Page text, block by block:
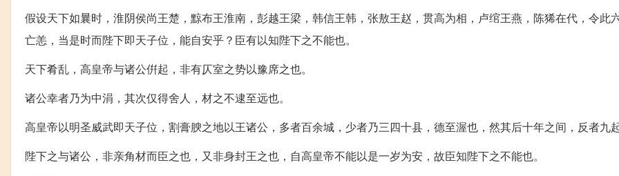
假设天下如曩时，淮阴侯尚王楚，黥布王淮南，彭越王梁，韩信王韩，张敖王赵，贯高为相，卢绾王燕，陈狶在代，令此
亡恙，当是时而陛下即天子位，能自安乎？臣有以知陛下之不能也。
天下肴乱，高皇帝与诸公倂起，非有仄室之势以豫席之也。
诸公幸者乃为中涓，其次仅得舍人，材之不逮至远也。
高皇帝以明圣威武即天子位，割膏腴之地以王诸公，多者百余城，少者乃三四十县，德至渥也，然其后十年之间，反者九起
陛下之与诸公，非亲角材而臣之也，又非身封王之也，自高皇帝不能以是一岁为安，故臣知陛下之不能也。